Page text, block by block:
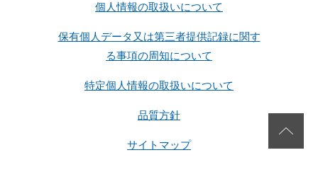
個人情報の取扱いについて
保有個人データ又は第三者提供記録に関す
る事項の周知について
特定個人情報の取扱いについて
品質方針
サイトマップ